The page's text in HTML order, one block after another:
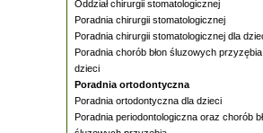
Oddział chirurgii stomatologicznej
Poradnia chirurgii stomatologicznej
Poradnia chirurgii stomatologicznej dla
Poradnia chorób błon śluzowych
dzieci
Poradnia ortodontyczna
Poradnia ortodontyczna dla dzieci
Poradnia periodontologiczna oraz chorób